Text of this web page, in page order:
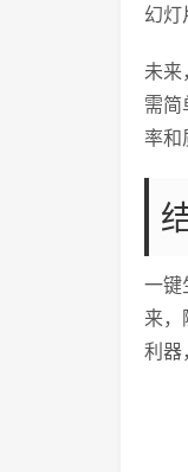
幻灯
未来
需
率和
一键
来
利器